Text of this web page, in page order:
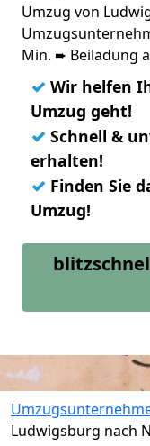
Umzug von
Min. ➨ Beiladung
✓ Wir helfen
Umzug geht!
✓ Schnell &
erhalten!
✓ Finden Sie
Umzug!
Ludwigsburg nach